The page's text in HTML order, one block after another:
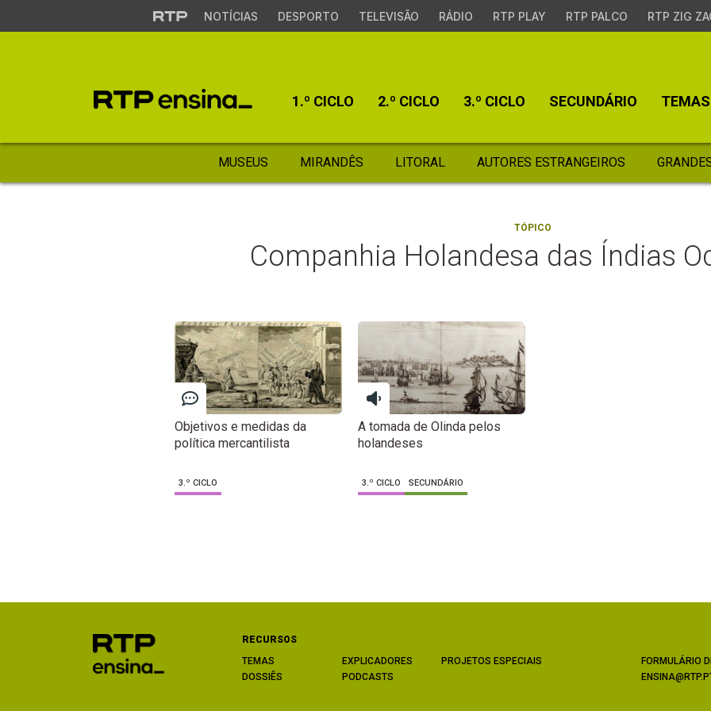
NOTÍCIAS DESPORTO TELEVISÃO RÁDIO RTP PLAY RTP PALCO RTP ZIG
1.º CICLO 2.º CICLO 3.º CICLO SECUNDÁRIO TEMAS
MUSEUS MIRANDÊS LITORAL AUTORES ESTRANGEIROS
TÓPICO
Companhia Holandesa das Índias
Objetivos e medidas da
política mercantilista
3.º CICLO
A tomada de Olinda pelos
holandeses
3.º CICLO SECUNDÁRIO
RECURSOS
TEMAS
DOSSIÊS
EXPLICADORES
PODCASTS
PROJETOS ESPECIAIS
FORMULÁRIO